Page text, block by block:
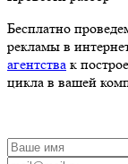
Бесплатно
рекламы в
агентства к
цикла в вашей